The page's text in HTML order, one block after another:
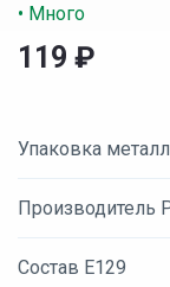
• Много
119 ₽
Упаковка
Производитель
Состав E129